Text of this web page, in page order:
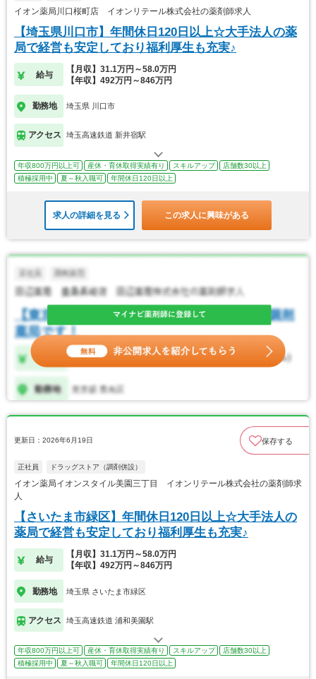
イオン薬局川口桜町店 イオンリテール株式会社の薬剤師求人
【埼玉県川口市】年間休日120日以上☆大手法人の薬
局で経営も安定しており福利厚生も充実♪
給与
【月収】31.1万円～58.0万円
【年収】492万円～846万円
勤務地 埼玉県 川口市
アクセス 埼玉高速鉄道 新井宿駅
年収800万円以上可 産休・育休取得実績有り スキルアップ
店舗数30以上
積極採用中
夏～秋入職可 年間休日120日以上
求人の詳細を見る この求人に興味がある
更新日：2026年6月19日 保存する
正社員 ドラッグストア（調剤併設）
イオン薬局イオンスタイル美園三丁目 イオンリテール株式会社の薬剤師求
人
【さいたま市緑区】年間休日120日以上☆大手法人の
薬局で経営も安定しており福利厚生も充実♪
給与
【月収】31.1万円～58.0万円
【年収】492万円～846万円
勤務地 埼玉県 さいたま市緑区
アクセス 埼玉高速鉄道 浦和美園駅
年収800万円以上可 産休・育休取得実績有り スキルアップ
店舗数30以上
積極採用中
夏～秋入職可 年間休日120日以上